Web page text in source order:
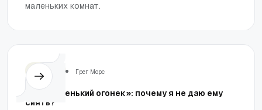
маленьких комнат.
Грег Морс
«Мой маленький огонек»: почему я не даю ему
сиять?